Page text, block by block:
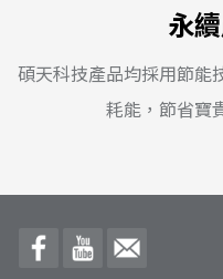
永
碩天科技產品均採用節能
耗能，節省寶